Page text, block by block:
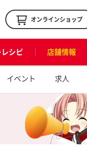
オンラインショップ
シピ 店舗情報
イベント 求人